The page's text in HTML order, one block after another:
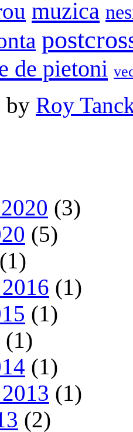
muzica
de pietoni
by Roy
(3)
(5)
(1)
(1)
(1)
(1)
(1)
(1)
(2)